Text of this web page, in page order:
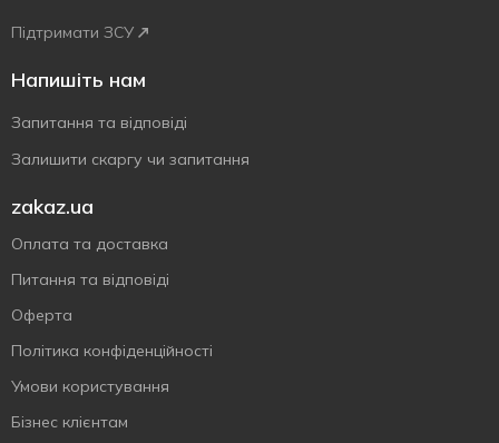
Підтримати ЗСУ
Напишіть нам
Запитання та відповіді
Залишити скаргу чи запитання
zakaz.ua
Оплата та доставка
Питання та відповіді
Оферта
Політика конфіденційності
Умови користування
Бізнес клієнтам